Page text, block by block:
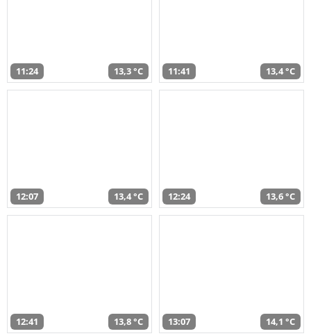
11:24 13,3 °C 11:41 13,4 °C
12:07 13,4 °C 12:24 13,6 °C
12:41 13,8 °C 13:07 14,1 °C